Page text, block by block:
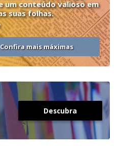
um conteúdo valioso em
suas folhas.
Confira mais máximas
Descubra